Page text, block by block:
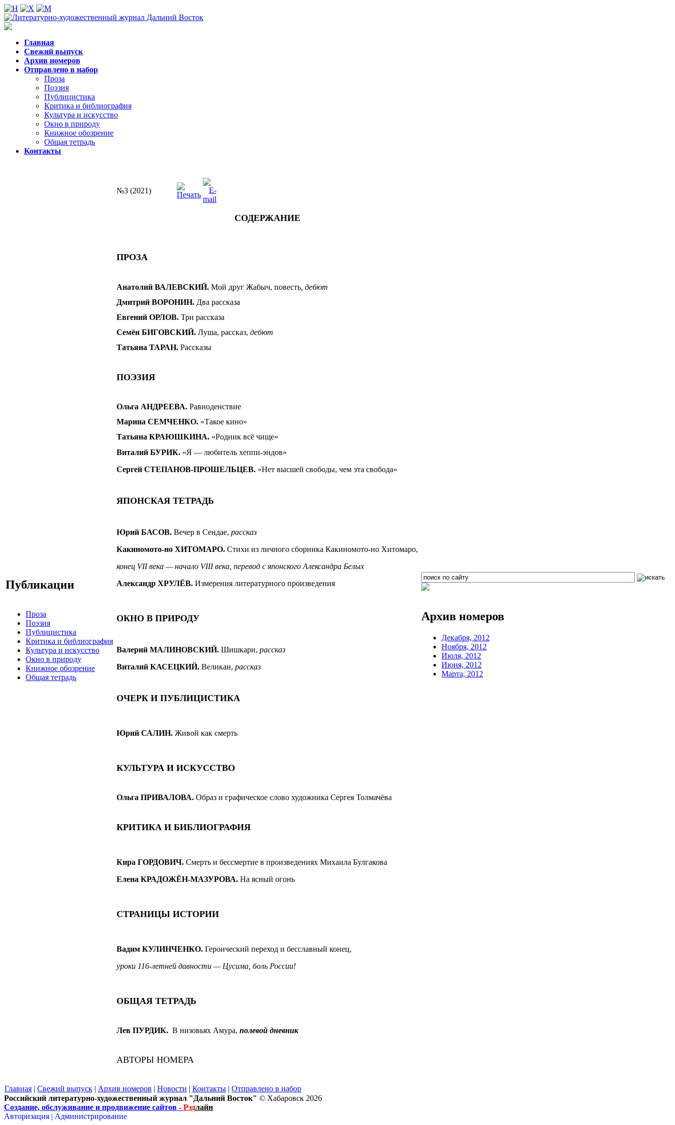
Главная
Свежий выпуск
Архив номеров
Отправлено в набор
Проза
Поэзия
Публицистика
Критика и библиография
Культура и искусство
Окно в природу
Книжное обозрение
Общая тетрадь
Контакты
Публикации
Проза
Поэзия
Публицистика
Критика и библиография
Культура и искусство
Окно в природу
Книжное обозрение
Общая тетрадь
№3 (2021)
СОДЕРЖАНИЕ
ПРОЗА
Анатолий ВАЛЕВСКИЙ. Мой друг Жабыч, повесть , дебют
Дмитрий ВОРОНИН. Два рассказа
Евгений ОРЛОВ. Три рассказа
Семён БИГОВСКИЙ. Луша, рассказ, дебют
Татьяна ТАРАН. Рассказы
ПОЭЗИЯ
Ольга АНДРЕЕВА. Равноденствие
Марина СЕМЧЕНКО. «Такое кино»
Татьяна КРАЮШКИНА. «Родник всё чище»
Виталий БУРИК. «Я — любитель хеппи-эндов»
Сергей СТЕПАНОВ-ПРОШЕЛЬЦЕВ. «Нет высшей свободы, чем эта свобода»
ЯПОНСКАЯ ТЕТРАДЬ
Юрий БАСОВ. Вечер в Сендае, рассказ
Какиномото-но ХИТОМАРО. Стихи из личного сборника Какиномото-но Хитомаро,
конец VIIвека — начало VIIIвека, перевод с японского Александра Белых
Александр ХРУЛЁВ. Измерения литературного произведения
ОКНО В ПРИРОДУ
Валерий МАЛИНОВСКИЙ. Шишкари, рассказ
Виталий КАСЕЦКИЙ. Великан, рассказ
ОЧЕРК И ПУБЛИЦИСТИКА
Юрий САЛИН. Живой как смерть
КУЛЬТУРА И ИСКУССТВО
Ольга ПРИВАЛОВА. Образ и графическое слово художника Сергея Толмачёва
КРИТИКА И БИБЛИОГРАФИЯ
Кира ГОРДОВИЧ. Смерть и бессмертие в произведениях Михаила Булгакова
Елена КРАДОЖЁН-МАЗУРОВА. На ясный огонь
СТРАНИЦЫ ИСТОРИИ
Вадим КУЛИНЧЕНКО. Героический переход и бесславный конец,
уроки 116-летней давности — Цусима, боль России!
ОБЩАЯ ТЕТРАДЬ
Лев ПУРДИК. В низовьях Амура, полевой дневник
АВТОРЫ НОМЕРА
Архив номеров
Декабря, 2012
Ноября, 2012
Июля, 2012
Июня, 2012
Марта, 2012
Главная | Свежий выпуск | Архив номеров | Новости | Контакты | Отправлено в набор
Российский литературно-художественный журнал "Дальний Восток" © Хабаровск 2026
Создание, обслуживание и продвижение сайтов - Рэдлайн
Авторизация | Администрирование